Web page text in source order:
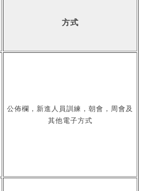
方式
公佈欄，新進人員訓練，朝會，周會及
其他電子方式